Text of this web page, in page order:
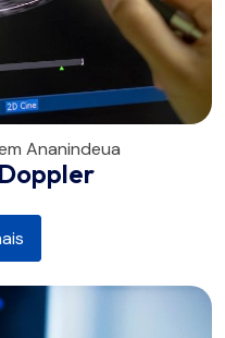
Ananindeua